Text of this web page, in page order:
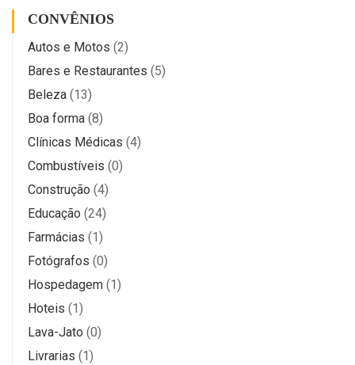
CONVÊNIOS
Autos e Motos (2)
Bares e Restaurantes (5)
Beleza (13)
Boa forma (8)
Clínicas Médicas (4)
Combustíveis (0)
Construção (4)
Educação (24)
Farmácias (1)
Fotógrafos (0)
Hospedagem (1)
Hoteis (1)
Lava-Jato (0)
Livrarias (1)